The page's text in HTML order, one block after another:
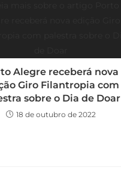
Alegre receberá nova
Giro Filantropia com
sobre o Dia de Doar
18 de outubro de 2022